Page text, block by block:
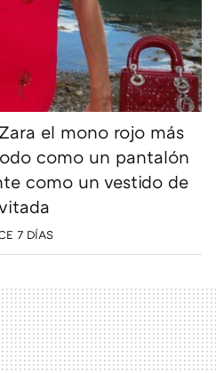
el mono rojo más
como un pantalón
como un vestido de
7 DÍAS